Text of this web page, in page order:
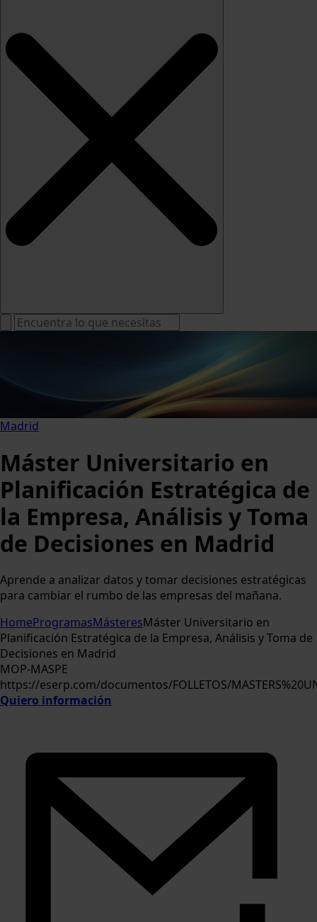
Madrid
Máster Universitario en
Planificación Estratégica de
la Empresa, Análisis y Toma
de Decisiones en Madrid
Aprende a analizar datos y tomar decisiones estratégicas
para cambiar el rumbo de las empresas del mañana.
HomeProgramasMásteresMáster Universitario en
Planificación Estratégica de la Empresa, Análisis y Toma de
Decisiones en Madrid
MOP-MASPE
https://eserp.com/documentos/FOLLETOS/
Quiero información